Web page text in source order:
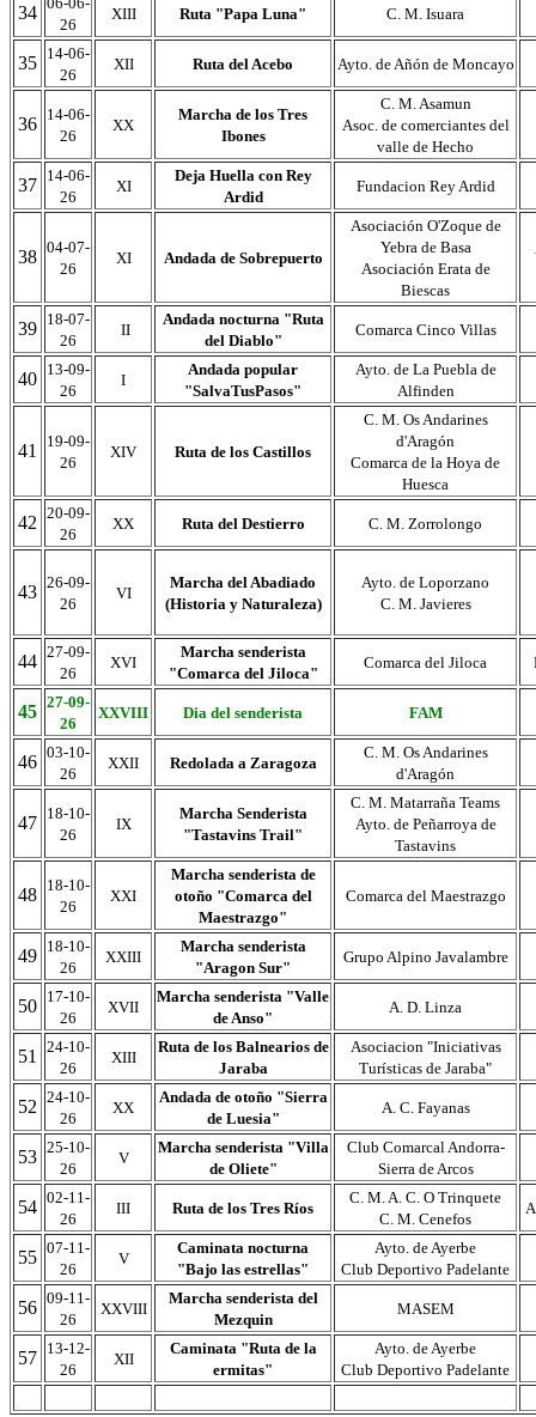
34
26
XIII Ruta "Papa Luna" C. M. Isuara
35 14-06-
26
XII Ruta del Acebo Ayto. de Añón de Moncayo
36 14-06-
26
XX
Marcha de los Tres
Ibones
C. M. Asamun
Asoc. de comerciantes del
valle de Hecho
37 14-06-
26
XI
Deja Huella con Rey
Ardid
Fundacion Rey Ardid
38 04-07-
26
XI Andada de Sobrepuerto
Asociación O'Zoque de
Yebra de Basa
Asociación Erata de
Biescas
39 18-07-
26
II
Andada nocturna "Ruta
del Diablo"
Comarca Cinco Villas
40 13-09-
26
I
Andada popular
"SalvaTusPasos"
Ayto. de La Puebla de
Alfinden
41
19-09-
26
XIV Ruta de los Castillos
C. M. Os Andarines
d'Aragón
Comarca de la Hoya de
Huesca
42 20-09-
26
XX Ruta del Destierro C. M. Zorrolongo
43 26-09-
26
VI
Marcha del Abadiado
(Historia y Naturaleza)
Ayto. de Loporzano
C. M. Javieres
44 27-09-
26
XVI
Marcha senderista
"Comarca del Jiloca"
Comarca del Jiloca
45 27-09-
26
XXVIII Dia del senderista FAM
46 03-10-
26
XXII Redolada a Zaragoza
C. M. Os Andarines
d'Aragón
47 18-10-
26
IX
Marcha Senderista
"Tastavins Trail"
C. M. Matarraña Teams
Ayto. de Peñarroya de
Tastavins
48 18-10-
26
XXI
Marcha senderista de
otoño "Comarca del
Maestrazgo"
Comarca del Maestrazgo
49 18-10-
26
XXIII
Marcha senderista
"Aragon Sur"
Grupo Alpino Javalambre
50 17-10-
26
XVII
Marcha senderista "Valle
de Anso"
A. D. Linza
51
24-10-
26
XIII
Ruta de los Balnearios de
Jaraba
Asociacion "Iniciativas
Turísticas de Jaraba"
52 24-10-
26
XX
Andada de otoño "Sierra
de Luesia"
A. C. Fayanas
53 25-10-
26
V
Marcha senderista "Villa
de Oliete"
Club Comarcal Andorra-
Sierra de Arcos
54 02-11-
26
III Ruta de los Tres Ríos
C. M. A. C. O Trinquete
C. M. Cenefos
55 07-11-
26
V
Caminata nocturna
"Bajo las estrellas"
Ayto. de Ayerbe
Club Deportivo Padelante
56 09-11-
26
XXVIII
Marcha senderista del
Mezquin
MASEM
57 13-12-
26
XII
Caminata "Ruta de la
ermitas"
Ayto. de Ayerbe
Club Deportivo Padelante